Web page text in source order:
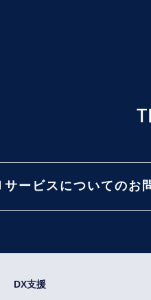
サービスについてのお
DX支援